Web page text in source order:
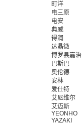
町洋
电三原
电安
典威
得润
达晶微
博罗县嘉治
巴斯巴
奥伦德
安林
爱仕特
艾尼维尔
艾迈斯
YEONHO
YAZAKI